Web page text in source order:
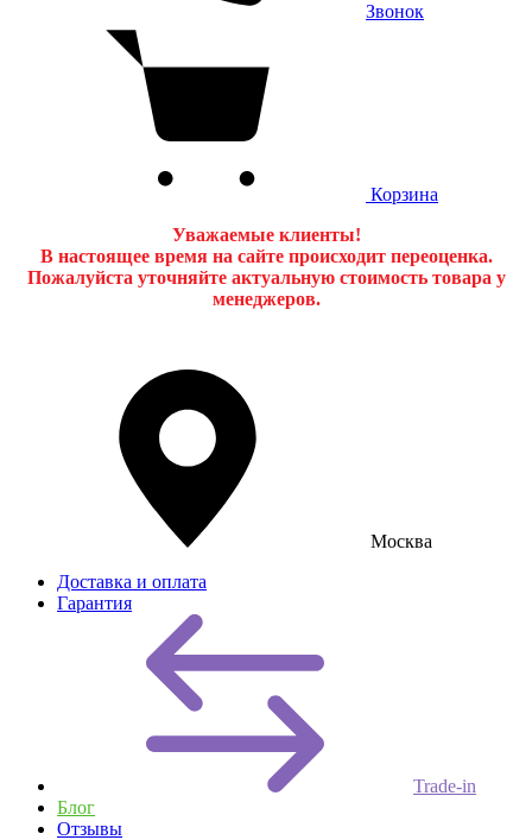
Звонок
Корзина
Уважаемые клиенты!
В настоящее время на сайте происходит переоценка.
Пожалуйста уточняйте актуальную стоимость товара у
менеджеров.
Москва
Доставка и оплата
Гарантия
Trade-in
Блог
Отзывы